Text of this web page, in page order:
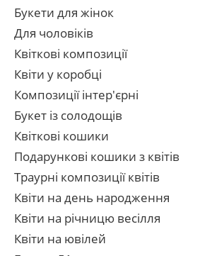
Букети для жінок
Для чоловіків
Квіткові композиції
Квіти у коробці
Композиції інтер'єрні
Букет із солодощів
Квіткові кошики
Подарункові кошики з квітів
Траурні композиції квітів
Квіти на день народження
Квіти на річницю весілля
Квіти на ювілей